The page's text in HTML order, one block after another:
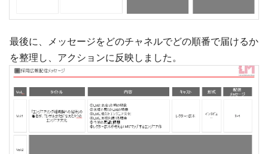
最後に、メッセージをどのチャネルでどの順番で届けるか
を整理し、アクションに反映しました。